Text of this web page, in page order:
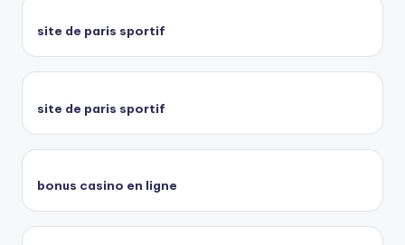
site de paris sportif
site de paris sportif
bonus casino en ligne